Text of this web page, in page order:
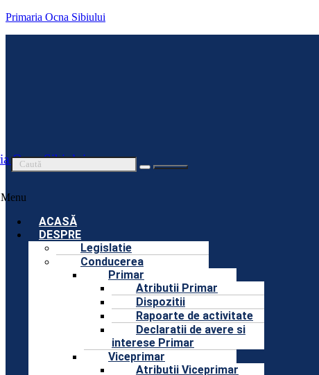
Primaria Ocna Sibiului
Ocna Sibiului
Menu
ACASĂ
DESPRE
Legislatie
Conducerea
Primar
Atributii Primar
Dispozitii
Rapoarte de activitate
Declaratii de avere si
interese Primar
Viceprimar
Atributii Viceprimar